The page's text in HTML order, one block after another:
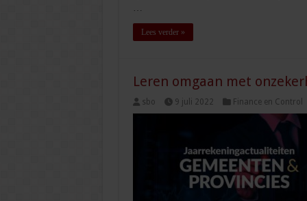
Lees verder »
Leren omgaan met
sbo 9 juli 2022 Finance en Control